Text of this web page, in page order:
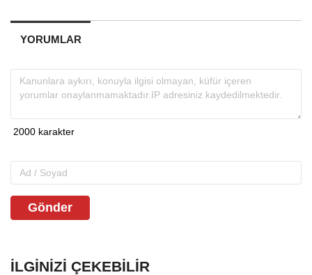
YORUMLAR
Gönder
İLGINIZI ÇEKEBILIR